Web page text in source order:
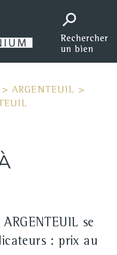
>ARGENTEUIL >
se
: prix au